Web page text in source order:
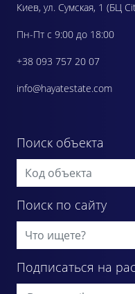
Киев, ул. Сумская, 1 (БЦ
Пн-Пт с 9:00 до 18:00
+38 093 757 20 07
info@hayatestate.com
Поиск объекта
Поиск по сайту
Подписаться на